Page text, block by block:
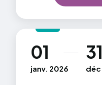
01
janv. 2026
au 31